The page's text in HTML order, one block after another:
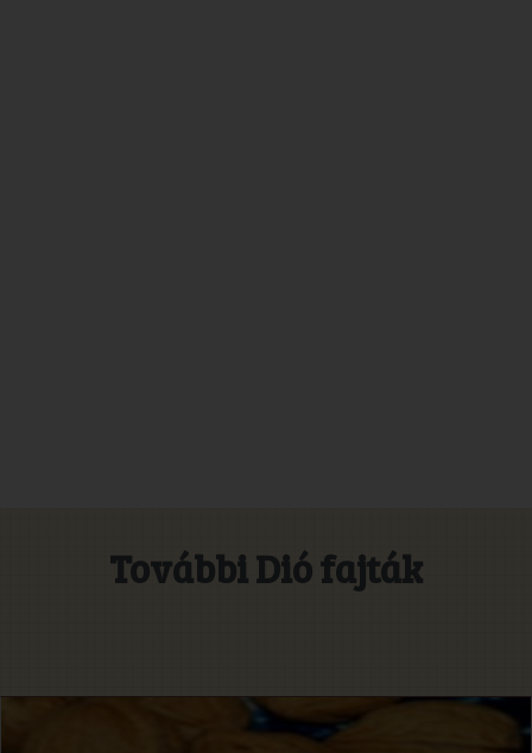
További Dió fajták